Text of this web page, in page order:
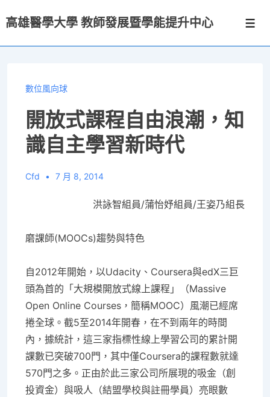
Skip
高雄醫學大學 教師發展暨學能提升中心
選
數位風向球
開放式課程自由浪潮，知
識自主學習新時代
Cfd 7 月 8, 2014
洪詠智組員/蒲怡妤組員/王姿乃組長
磨課師(MOOCs)趨勢與特色
自2012年開始，以Udacity、Coursera與edX三巨
頭為首的「大規模開放式線上課程」（Massive
Open Online Courses，簡稱MOOC）風潮已經席
捲全球。截5至2014年開春，在不到兩年的時間
內，據統計，這三家指標性線上學習公司的累計開
課數已突破700門，其中僅Coursera的課程數就達
570門之多。正由於此三家公司所展現的吸金（創
投資金）與吸人（結盟學校與註冊學員）亮眼數